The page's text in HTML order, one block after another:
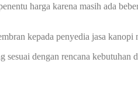
harga karena masih ada
kepada penyedia jasa kanopi
sesuai dengan rencana